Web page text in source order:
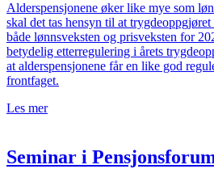
Alderspensjonene øker like mye som
skal det tas hensyn til at
både lønnsveksten og prisveksten for
betydelig etterregulering i årets
at alderspensjonene får en like god
frontfaget.
Les mer
Seminar i